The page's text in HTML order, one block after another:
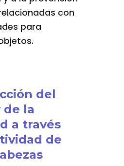
con
para
del
de la
a través
de